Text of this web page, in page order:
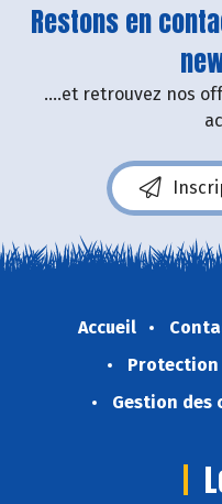
Restons en
....et retrouvez nos
Accueil
Protection
Gestion des